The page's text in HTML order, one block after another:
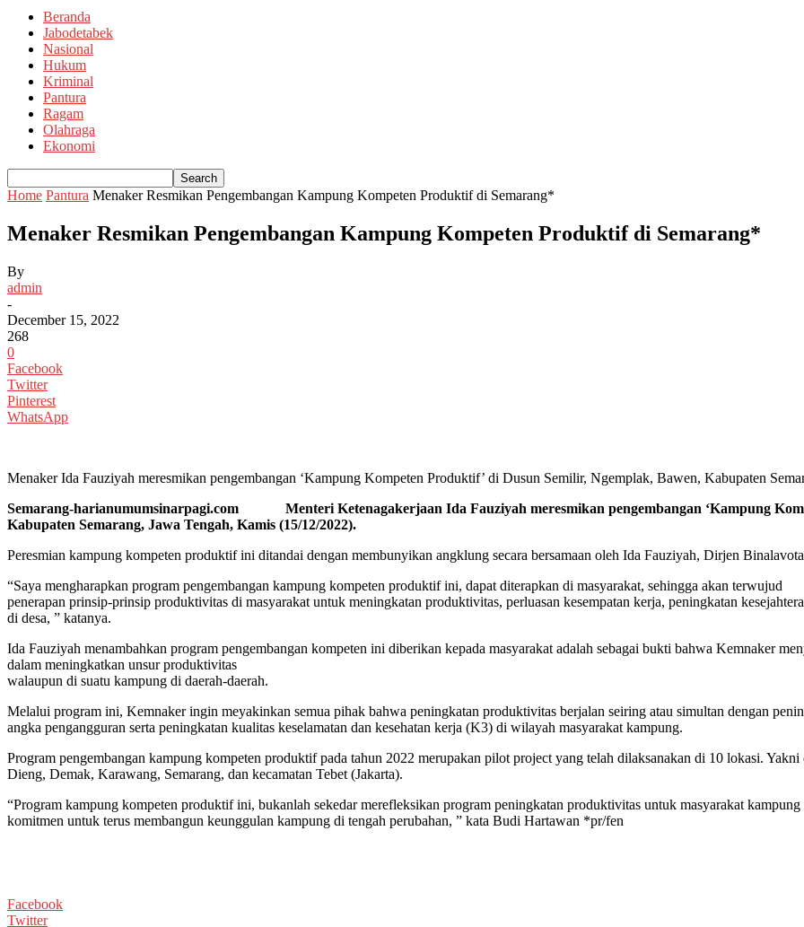
Beranda
Jabodetabek
Nasional
Hukum
Kriminal
Pantura
Ragam
Olahraga
Ekonomi
Home Pantura Menaker Resmikan Pengembangan Kampung Kompeten Produktif di Semarang*
Menaker Resmikan Pengembangan Kampung Kompeten Produktif di Semarang*
By
admin
-
December 15, 2022
268
0
Facebook
Twitter
Pinterest
WhatsApp
Menaker Ida Fauziyah meresmikan pengembangan ‘Kampung Kompeten Produktif’ di Dusun Semilir, Ngemplak, Bawen, Kabupaten
Semarang-harianumumsinarpagi.com Menteri Ketenagakerjaan Ida Fauziyah meresmikan pengembangan ‘Kampung
Kabupaten Semarang, Jawa Tengah, Kamis (15/12/2022).
Peresmian kampung kompeten produktif ini ditandai dengan membunyikan angklung secara bersamaan oleh Ida Fauziyah, Dirjen
“Saya mengharapkan program pengembangan kampung kompeten produktif ini, dapat diterapkan di masyarakat, sehingga akan terwujud
penerapan prinsip-prinsip produktivitas di masyarakat untuk meningkatan produktivitas, perluasan kesempatan kerja, peningkatan
di desa, ” katanya.
Ida Fauziyah menambahkan program pengembangan kompeten ini diberikan kepada masyarakat adalah sebagai bukti bahwa Kemnaker
dalam meningkatkan unsur produktivitas
walaupun di suatu kampung di daerah-daerah.
Melalui program ini, Kemnaker ingin meyakinkan semua pihak bahwa peningkatan produktivitas berjalan seiring atau simultan dengan
angka pengangguran serta peningkatan kualitas keselamatan dan kesehatan kerja (K3) di wilayah masyarakat kampung.
Program pengembangan kampung kompeten produktif pada tahun 2022 merupakan pilot project yang telah dilaksanakan di 10 lokasi.
Dieng, Demak, Karawang, Semarang, dan kecamatan Tebet (Jakarta).
“Program kampung kompeten produktif ini, bukanlah sekedar merefleksikan program peningkatan produktivitas untuk masyarakat
komitmen untuk terus membangun keunggulan kampung di tengah perubahan, ” kata Budi Hartawan *pr/fen
Facebook
Twitter